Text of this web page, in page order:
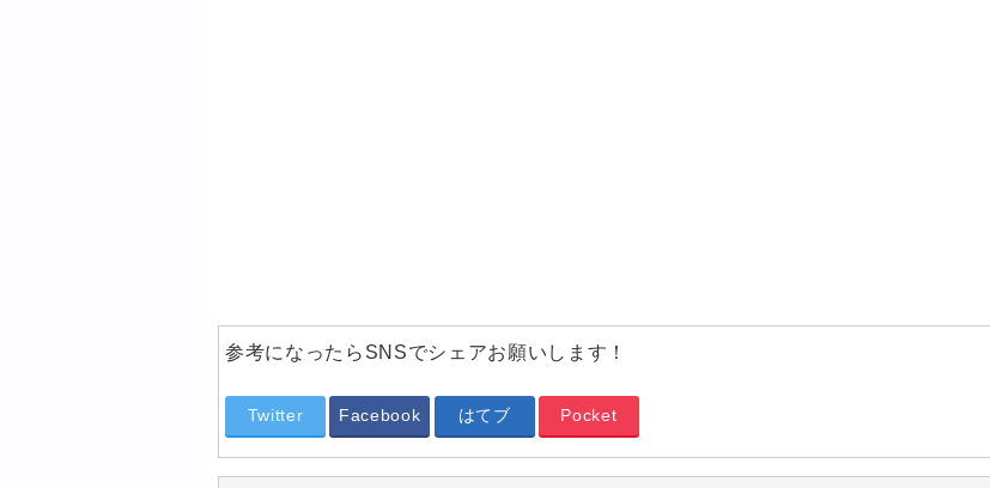
参考になったらSNSでシェアお願いします！
Twitter Facebook はてブ Pocket